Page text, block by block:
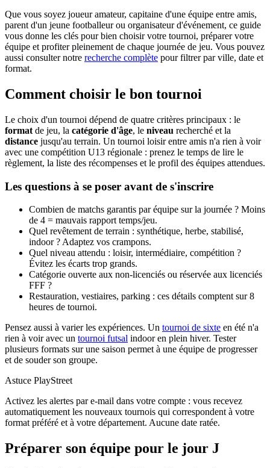
Que vous soyez joueur amateur, capitaine d'une équipe entre amis,
parent d'un jeune footballeur ou organisateur d'événement, ce guide
vous donne les clés pour bien choisir votre tournoi, préparer votre
équipe et profiter pleinement de chaque journée de jeu. Vous pouvez
aussi consulter notre recherche complète pour filtrer par ville, date et
format.
Comment choisir le bon tournoi
Le choix d'un tournoi dépend de quatre critères principaux : le
format de jeu, la catégorie d'âge, le niveau recherché et la
distance jusqu'au terrain. Un tournoi loisir entre amis n'a rien à voir
avec une compétition U13 régionale : prenez le temps de lire le
règlement, la liste des récompenses et le profil des équipes attendues.
Les questions à se poser avant de s'inscrire
Combien de matchs garantis par équipe sur la journée ? Moins
de 4 = mauvais rapport temps/jeu.
Quel revêtement de terrain : synthétique, herbe, stabilisé,
indoor ? Adaptez vos crampons.
Quel niveau attendu : loisir, intermédiaire, compétition ?
Évitez les écarts trop grands.
Catégorie ouverte aux non-licenciés ou réservée aux licenciés
FFF ?
Restauration, vestiaires, parking : ces détails comptent sur 8
heures de tournoi.
Pensez aussi à varier les expériences. Un tournoi de sixte en été n'a
rien à voir avec un tournoi futsal indoor en plein hiver. Tester
plusieurs formats sur une saison permet à une équipe de progresser
et de souder son groupe.
Astuce PlayStreet
Activez les alertes par e-mail dans votre compte : vous recevez
automatiquement les nouveaux tournois qui correspondent à votre
format préféré et à votre département. Aucune date ratée.
Préparer son équipe pour le jour J